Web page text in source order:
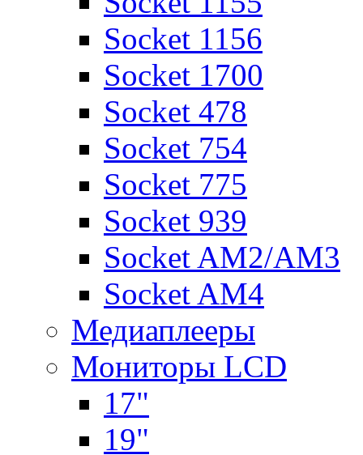
Socket 1156
Socket 1700
Socket 478
Socket 754
Socket 775
Socket 939
Socket AM2/AM3
Socket AM4
Медиаплееры
Мониторы LCD
17"
19"